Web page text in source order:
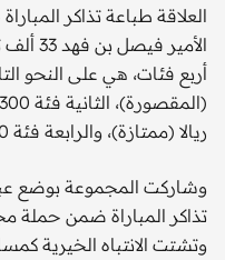
العلاقة طباعة تذاكر
ريالا (ممتازة)، والرابعة فئة 20 ريالا (درجة أولى وثانية).
وشاركت المجموعة بوضع
تذاكر المباراة ضمن
وتشتت الانتباه الخيرية